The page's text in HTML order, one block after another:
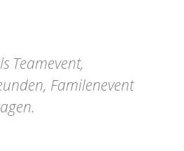
Teamevent,
Familenevent